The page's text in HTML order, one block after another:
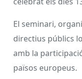
El seminari,
directius públics
amb la
països europeus.